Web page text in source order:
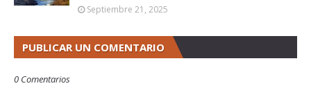
Septiembre 21, 2025
PUBLICAR UN COMENTARIO
0 Comentarios